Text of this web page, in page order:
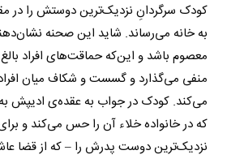
کودک سرگردانِ نزدیک‌ترین دوستش را در
به خانه می‌رساند. شاید این صحنه
معصوم باشد و این‌که حماقت‌های افراد بالغ
منفی می‌گذارد و گسست و شکاف میان افراد
می‌کند. کودک در جواب به عقده‌ی ادیپش
که در خانواده خلاء آن را حس می‌کند و
نزدیک‌ترین دوست پدرش را – که از قضا